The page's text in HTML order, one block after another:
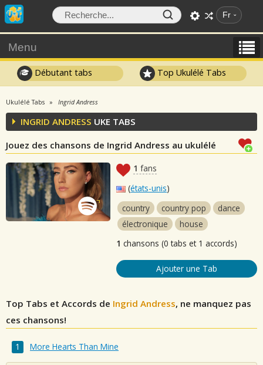
Fr
Menu
Débutant tabs Top Ukulélé Tabs
Ukulélé Tabs Ingrid Andress
INGRID ANDRESS UKE TABS
Jouez des chansons de Ingrid Andress au ukulélé
1 fans
(états-unis)
country
country pop
dance
électronique
house
1 chansons (0 tabs et 1 accords)
Ajouter une Tab
Top Tabs et Accords de Ingrid Andress, ne manquez pas
ces chansons!
More Hearts Than Mine